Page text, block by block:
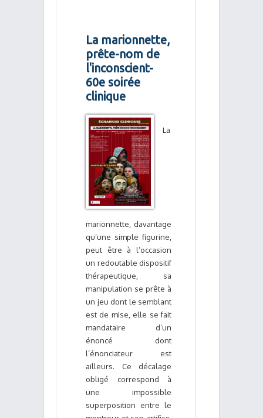
La marionnette,
prête-nom de
l'inconscient-
60e soirée
clinique
La
marionnette, davantage
qu’une simple figurine,
peut être à l’occasion
un redoutable dispositif
thérapeutique, sa
manipulation se prête à
un jeu dont le semblant
est de mise, elle se fait
mandataire d’un
énoncé dont
l’énonciateur est
ailleurs. Ce décalage
obligé correspond à
une impossible
superposition entre le